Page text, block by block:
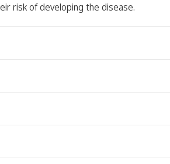
risk of developing the disease.